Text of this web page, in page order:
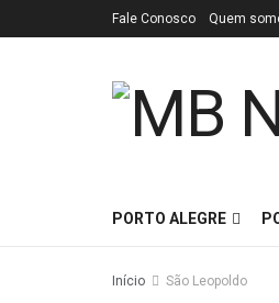
Fale Conosco Quem
PORTO ALEGRE
Início São Leopoldo